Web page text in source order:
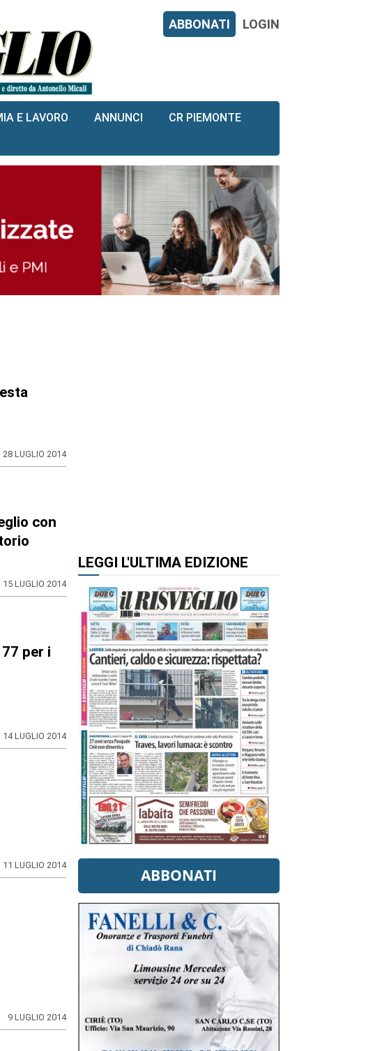
ABBONATI LOGIN
E LAVORO ANNUNCI CR PIEMONTE
28 LUGLIO 2014
con
15 LUGLIO 2014
per i
14 LUGLIO 2014
11 LUGLIO 2014
9 LUGLIO 2014
LEGGI L'ULTIMA EDIZIONE
ABBONATI